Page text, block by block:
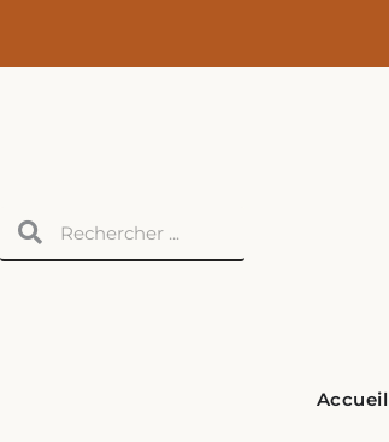
contenu
RechercherRechercher
Accueil